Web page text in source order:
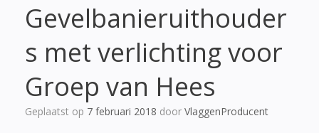
Gevelbanieruithouder
s met verlichting voor
Groep van Hees
Geplaatst op 7 februari 2018 door VlaggenProducent